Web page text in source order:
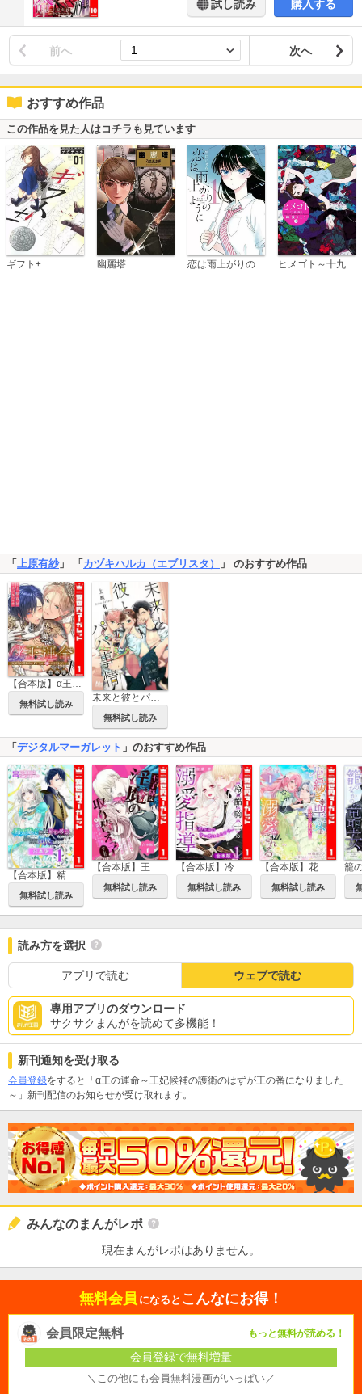
試し読み 購入する
前へ 次へ
おすすめ作品
この作品を見た人はコチラも見ています
ギフト± 幽麗塔 恋は雨上がりのように ヒメゴト～十九歳の制服～
「 上原有紗」 「 カヅキハルカ（エブリスタ） 」 のおすすめ作品
【合本版】α王の運命～王妃候補の護衛のはずが王の番になりました～
無料試し読み
無料試し読み
「デジタルマーガレット 」のおすすめ作品
【合本版】精霊魔法が使えない無能だと婚約破棄されたので、義妹の奴隷になるより追放を選びました
無料試し読み
【合本版】王子様は淫魔の取り替えっ子でした 貞淑な令嬢をダメにするニョロの誘惑
無料試し読み
【合本版】冷酷騎士の溺愛指導 -10年分の甘い愛にとろけ中-
無料試し読み
【合本版】花紡ぎの聖女は初恋の皇太子に溺愛される
無料試し読み
読み方を選択
アプリで読む ウェブで読む
専用アプリのダウンロード
サクサクまんがを読めて多機能！
新刊通知を受け取る
会員登録をすると「α王の運命～王妃候補の護衛のはずが王の番になりました
～」新刊配信のお知らせが受け取れます。
みんなのまんがレポ
現在まんがレポはありません。
無料会員 になると こんなにお得！
会員限定無料 もっと無料が読める！
会員登録で無料増量
＼この他にも会員無料漫画がいっぱい／